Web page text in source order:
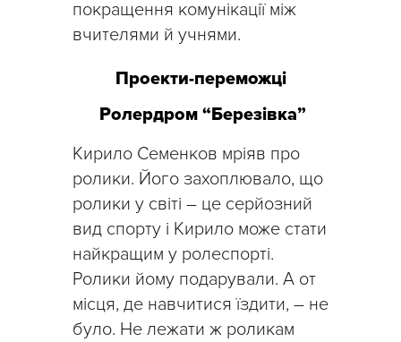
покращення комунікації між
вчителями й учнями.
Проекти-переможці
Ролердром “Березівка”
Кирило Семенков мріяв про
ролики. Його захоплювало, що
ролики у світі – це серйозний
вид спорту і Кирило може стати
найкращим у ролеспорті.
Ролики йому подарували. А от
місця, де навчитися їздити, – не
було. Не лежати ж роликам